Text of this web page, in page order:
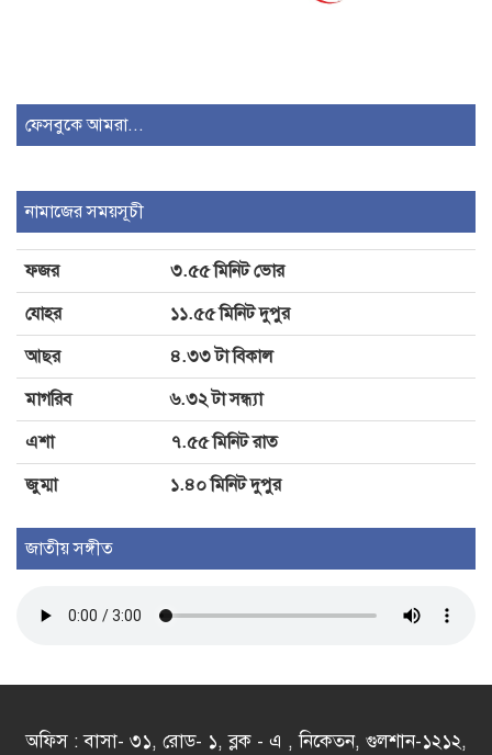
প্রশাসনিক কর্মকর্তা
বাগেরহাটে আসছেন বিরোধী দলীয় নেতা
দৌলতপুরে আল্লারদর্গায় সড়ক সংস্কার
কাজের উদ্বোধন করলেন এমপি বাচ্চু
মোল্লা
ফেসবুকে আমরা...
নামাজের সময়সূচী
ফজর
৩.৫৫ মিনিট ভোর
যোহর
১১.৫৫ মিনিট দুপুর
আছর
৪.৩৩ টা বিকাল
মাগরিব
৬.৩২ টা সন্ধ্যা
এশা
৭.৫৫ মিনিট রাত
জুম্মা
১.৪০ মিনিট দুপুর
জাতীয় সঙ্গীত
অফিস : বাসা- ৩১, রোড- ১, ব্লক - এ , নিকেতন, গুলশান-১২১২,